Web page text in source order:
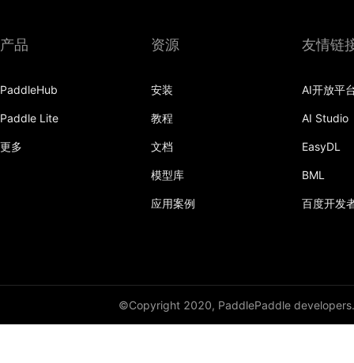
产品
PaddleHub
Paddle Lite
更多
资源
安装
教程
文档
模型库
应用案例
友情链
AI开放平
AI Studio
EasyDL
BML
百度开发
©Copyright 2020, PaddlePaddle developers.